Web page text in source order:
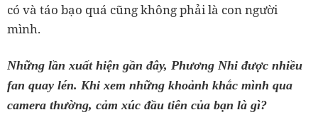
có và táo bạo quá cũng không phải là con người
mình.
Những lần xuất hiện gần đây, Phương Nhi được nhiều
fan quay lén. Khi xem những khoảnh khắc mình qua
camera thường, cảm xúc đầu tiên của bạn là gì?